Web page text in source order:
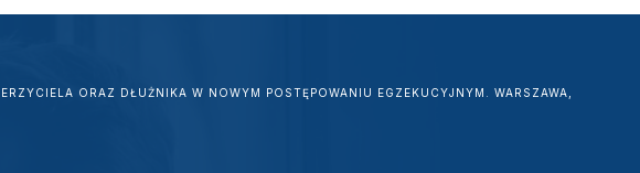
ORAZ DŁUŻNIKA W NOWYM POSTĘPOWANIU EGZEKUCYJNYM. WARSZAWA,